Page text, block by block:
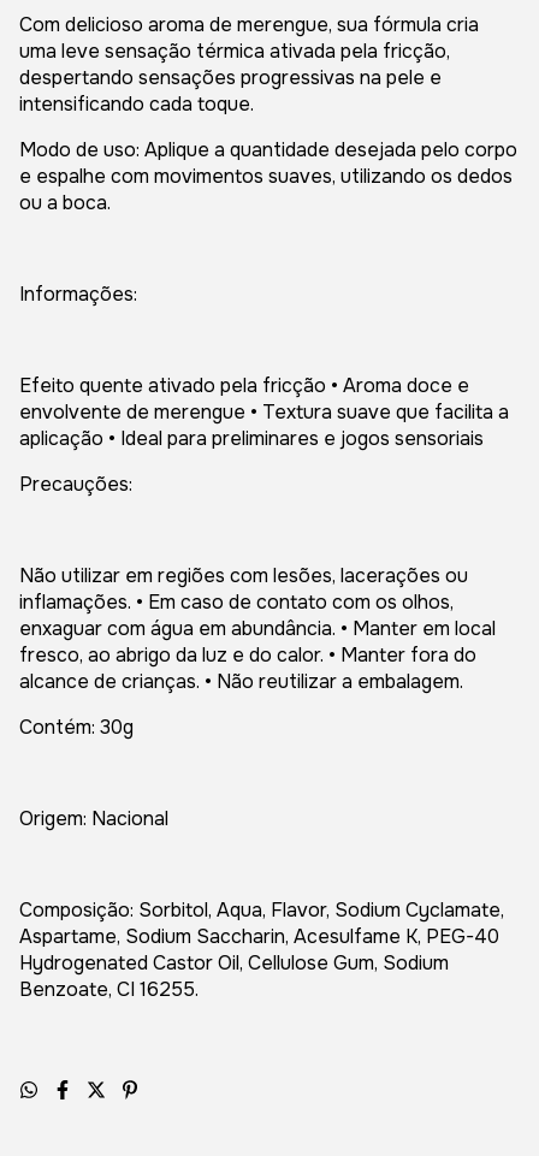
Com delicioso aroma de merengue, sua fórmula cria
uma leve sensação térmica ativada pela fricção,
despertando sensações progressivas na pele e
intensificando cada toque.
Modo de uso: Aplique a quantidade desejada pelo corpo
e espalhe com movimentos suaves, utilizando os dedos
ou a boca.
Informações:
Efeito quente ativado pela fricção • Aroma doce e
envolvente de merengue • Textura suave que facilita a
aplicação • Ideal para preliminares e jogos sensoriais
Precauções:
Não utilizar em regiões com lesões, lacerações ou
inflamações. • Em caso de contato com os olhos,
enxaguar com água em abundância. • Manter em local
fresco, ao abrigo da luz e do calor. • Manter fora do
alcance de crianças. • Não reutilizar a embalagem.
Contém: 30g
Origem: Nacional
Composição: Sorbitol, Aqua, Flavor, Sodium Cyclamate,
Aspartame, Sodium Saccharin, Acesulfame K, PEG-40
Hydrogenated Castor Oil, Cellulose Gum, Sodium
Benzoate, CI 16255.